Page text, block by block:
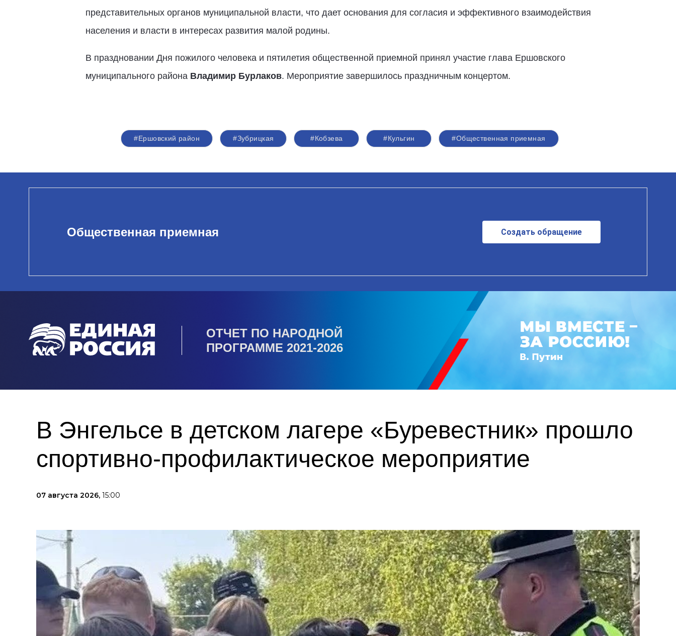
представительных органов муниципальной власти, что дает основания для согласия и эффективного взаимодействия
населения и власти в интересах развития малой родины.
В праздновании Дня пожилого человека и пятилетия общественной приемной принял участие глава Ершовского
муниципального района Владимир Бурлаков. Мероприятие завершилось праздничным концертом.
#Ершовский район #Зубрицкая #Кобзева #Кульгин #Общественная приемная
Общественная приемная Создать обращение
ОТЧЕТ ПО НАРОДНОЙ
ПРОГРАММЕ 2021-2026
В Энгельсе в детском лагере «Буревестник» прошло
спортивно-профилактическое мероприятие
07 августа 2026, 15:00